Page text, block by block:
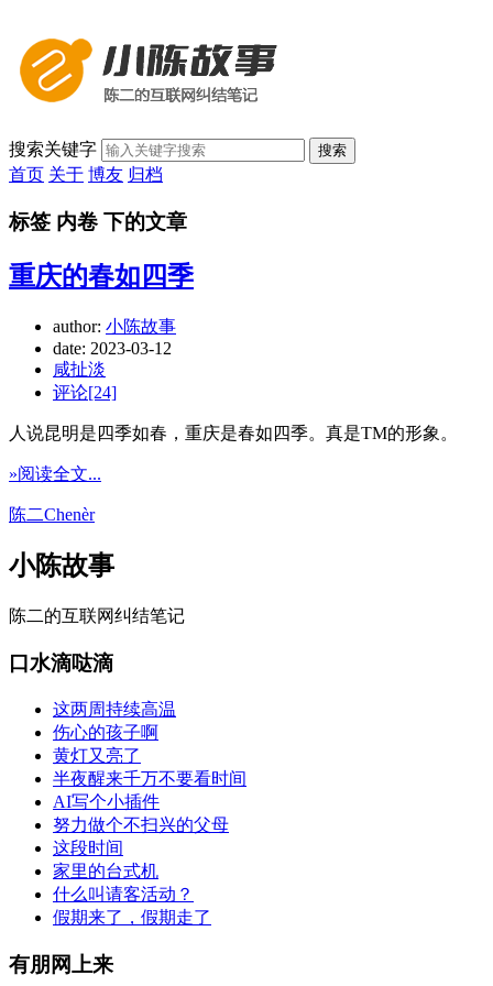
搜索关键字 搜索
首页 关于 博友 归档
标签 内卷 下的文章
重庆的春如四季
author: 小陈故事
date: 2023-03-12
咸扯淡
评论[24]
人说昆明是四季如春，重庆是春如四季。真是TM的形象。
»阅读全文...
陈二Chenèr
小陈故事
陈二的互联网纠结笔记
口水滴哒滴
这两周持续高温
伤心的孩子啊
黄灯又亮了
半夜醒来千万不要看时间
AI写个小插件
努力做个不扫兴的父母
这段时间
家里的台式机
什么叫请客活动？
假期来了，假期走了
有朋网上来